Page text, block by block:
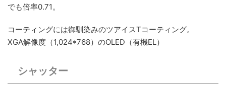
でも倍率0.71。
コーティングには御馴染みのツアイスTコーティング。
XGA解像度（1,024*768）のOLED（有機EL）
シャッター